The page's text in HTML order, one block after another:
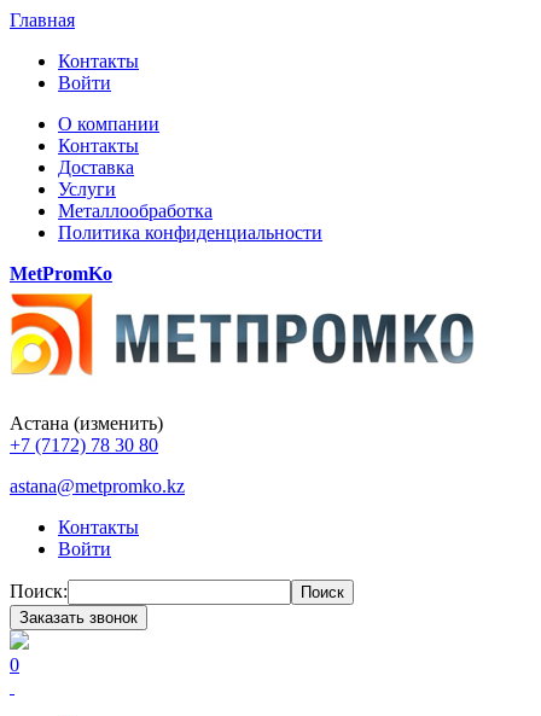
Главная
Контакты
Войти
О компании
Контакты
Доставка
Услуги
Металлообработка
Политика конфиденциальности
MetPromKo
Астана (изменить)
+7 (7172) 78 30 80
astana@metpromko.kz
Контакты
Войти
Поиск:
Поиск
Заказать звонок
0